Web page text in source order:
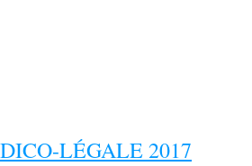
LÉGALE 2017